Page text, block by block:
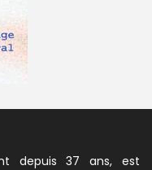
depuis 37 ans, est